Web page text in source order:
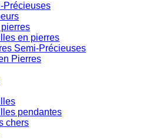
Précieuses
en pierres
Semi-Précieuses
Pierres
pendantes
chers